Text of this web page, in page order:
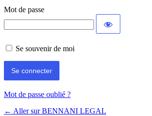
Mot de passe
Se souvenir de moi
Mot de passe oublié ?
← Aller sur BENNANI LEGAL